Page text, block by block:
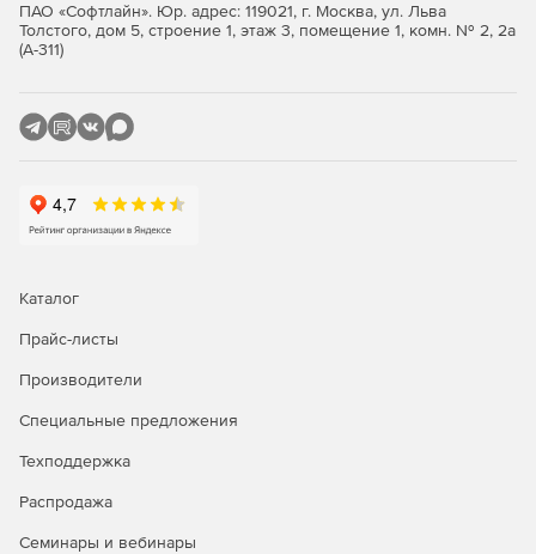
ПАО «Софтлайн». Юр. адрес: 119021, г. Москва, ул. Льва
Толстого, дом 5, строение 1, этаж 3, помещение 1, комн. № 2, 2а
(А-311)
Каталог
Прайс-листы
Производители
Специальные предложения
Техподдержка
Распродажа
Семинары и вебинары